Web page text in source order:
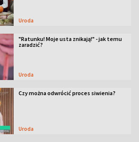
Uroda
"Ratunku! Moje usta znikają!" - jak temu
zaradzić?
Uroda
Czy można odwrócić proces siwienia?
Uroda